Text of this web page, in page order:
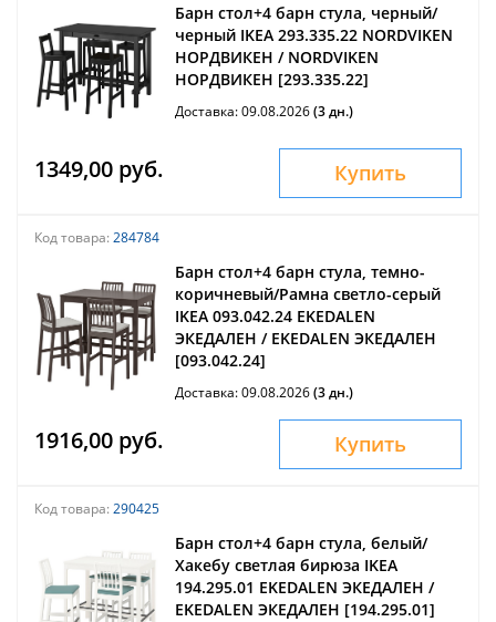
Барн стол+4 барн стула, черный/
черный IKEA 293.335.22 NORDVIKEN
НОРДВИКЕН / NORDVIKEN
НОРДВИКЕН [293.335.22]
Доставка: 09.08.2026(3 дн.)
1349,00 руб. Купить
Код товара: 284784
Барн стол+4 барн стула, темно-
коричневый/Рамна светло-серый
IKEA 093.042.24 EKEDALEN
ЭКЕДАЛЕН / EKEDALEN ЭКЕДАЛЕН
[093.042.24]
Доставка: 09.08.2026(3 дн.)
1916,00 руб. Купить
Код товара: 290425
Барн стол+4 барн стула, белый/
Хакебу светлая бирюза IKEA
194.295.01 EKEDALEN ЭКЕДАЛЕН /
EKEDALEN ЭКЕДАЛЕН [194.295.01]